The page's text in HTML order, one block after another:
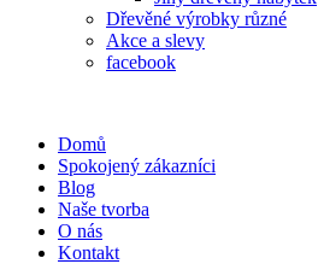
Dřevěné výrobky různé
Akce a slevy
facebook
Domů
Spokojený zákazníci
Blog
Naše tvorba
O nás
Kontakt